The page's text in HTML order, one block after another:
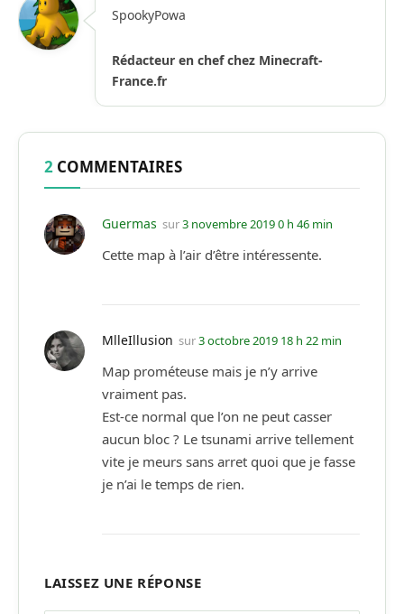
SpookyPowa
Rédacteur en chef chez Minecraft-
France.fr
2 COMMENTAIRES
Guermas sur3 novembre 2019 0 h 46 min
Cette map à l’air d’être intéressente.
MlleIllusion sur3 octobre 2019 18 h 22 min
Map prométeuse mais je n’y arrive
vraiment pas.
Est-ce normal que l’on ne peut casser
aucun bloc ? Le tsunami arrive tellement
vite je meurs sans arret quoi que je fasse
je n’ai le temps de rien.
LAISSEZ UNE RÉPONSE